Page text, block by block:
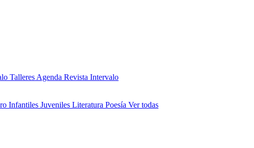
Talleres Agenda Revista Intervalo
Infantiles Juveniles Literatura Poesía Ver todas